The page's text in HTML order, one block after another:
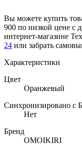
Вы можете купить
900 по низкой цене с
интернет-магазине
24 или забрать
Характеристики
Цвет
Оранжевый
Синхронизировано с
Нет
Бренд
OMOIKIRI